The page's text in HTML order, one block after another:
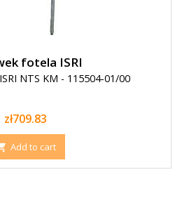
fotela ISRI
NTS KM - 115504-01/00
Price
zł709.83
Add to cart